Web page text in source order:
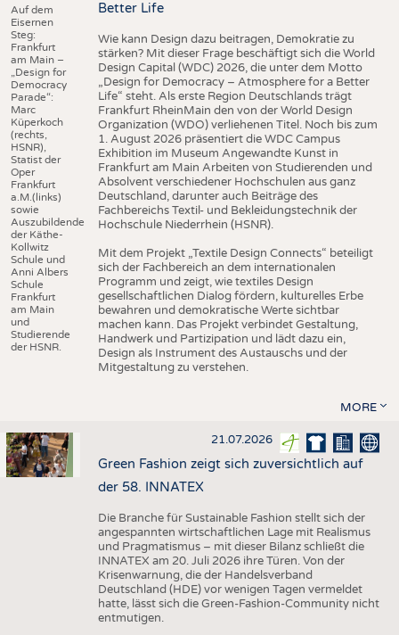
Auf dem
Eisernen
Steg:
Frankfurt
am Main –
„Design for
Democracy
Parade“:
Marc
Küperkoch
(rechts,
HSNR),
Statist der
Oper
Frankfurt
a.M.(links)
sowie
Auszubildende
der Käthe-
Kollwitz
Schule und
Anni Albers
Schule
Frankfurt
am Main
und
Studierende
der HSNR.
Better Life
Wie kann Design dazu beitragen, Demokratie zu
stärken? Mit dieser Frage beschäftigt sich die World
Design Capital (WDC) 2026, die unter dem Motto
„Design for Democracy – Atmosphere for a Better
Life“ steht. Als erste Region Deutschlands trägt
Frankfurt RheinMain den von der World Design
Organization (WDO) verliehenen Titel. Noch bis zum
1. August 2026 präsentiert die WDC Campus
Exhibition im Museum Angewandte Kunst in
Frankfurt am Main Arbeiten von Studierenden und
Absolvent verschiedener Hochschulen aus ganz
Deutschland, darunter auch Beiträge des
Fachbereichs Textil- und Bekleidungstechnik der
Hochschule Niederrhein (HSNR).
Mit dem Projekt „Textile Design Connects“ beteiligt
sich der Fachbereich an dem internationalen
Programm und zeigt, wie textiles Design
gesellschaftlichen Dialog fördern, kulturelles Erbe
bewahren und demokratische Werte sichtbar
machen kann. Das Projekt verbindet Gestaltung,
Handwerk und Partizipation und lädt dazu ein,
Design als Instrument des Austauschs und der
Mitgestaltung zu verstehen.
MORE
21.07.2026
Green Fashion zeigt sich zuversichtlich auf
der 58. INNATEX
Die Branche für Sustainable Fashion stellt sich der
angespannten wirtschaftlichen Lage mit Realismus
und Pragmatismus – mit dieser Bilanz schließt die
INNATEX am 20. Juli 2026 ihre Türen. Von der
Krisenwarnung, die der Handelsverband
Deutschland (HDE) vor wenigen Tagen vermeldet
hatte, lässt sich die Green-Fashion-Community nicht
entmutigen.